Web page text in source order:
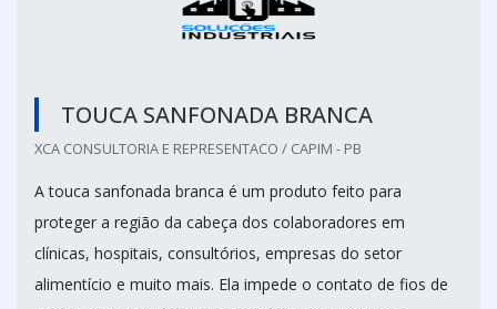
TOUCA SANFONADA BRANCA
XCA CONSULTORIA E REPRESENTACO / CAPIM - PB
A touca sanfonada branca é um produto feito para
proteger a região da cabeça dos colaboradores em
clínicas, hospitais, consultórios, empresas do setor
alimentício e muito mais. Ela impede o contato de fios de